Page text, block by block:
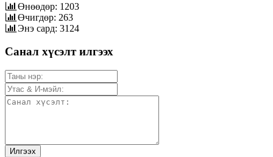
Өнөөдөр: 1203
Өчигдөр: 263
Энэ сард: 3124
Санал хүсэлт илгээх